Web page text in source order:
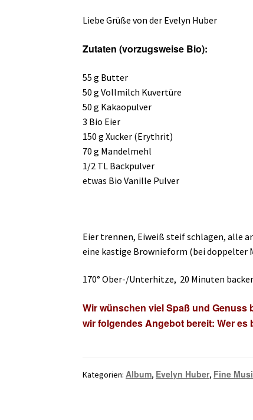
Liebe Grüße von der Evelyn Huber
Zutaten (vorzugsweise Bio):
55 g Butter
50 g Vollmilch Kuvertüre
50 g Kakaopulver
3 Bio Eier
150 g Xucker (Erythrit)
70 g Mandelmehl
1/2 TL Backpulver
etwas Bio Vanille Pulver
Eier trennen, Eiweiß steif schlagen, alle
eine kastige Brownieform (bei doppelter
170° Ober-/Unterhitze, 20 Minuten
Wir wünschen viel Spaß und Genuss
wir folgendes Angebot bereit: Wer es
Kategorien:Album, Evelyn Huber, Fine